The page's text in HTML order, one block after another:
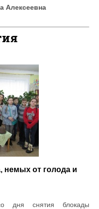
Алексеевна
немых от голода и
дня снятия блокады